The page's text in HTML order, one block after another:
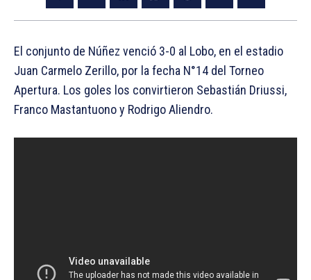
El conjunto de Núñez venció 3-0 al Lobo, en el estadio
Juan Carmelo Zerillo, por la fecha N°14 del Torneo
Apertura. Los goles los convirtieron Sebastián Driussi,
Franco Mastantuono y Rodrigo Aliendro.